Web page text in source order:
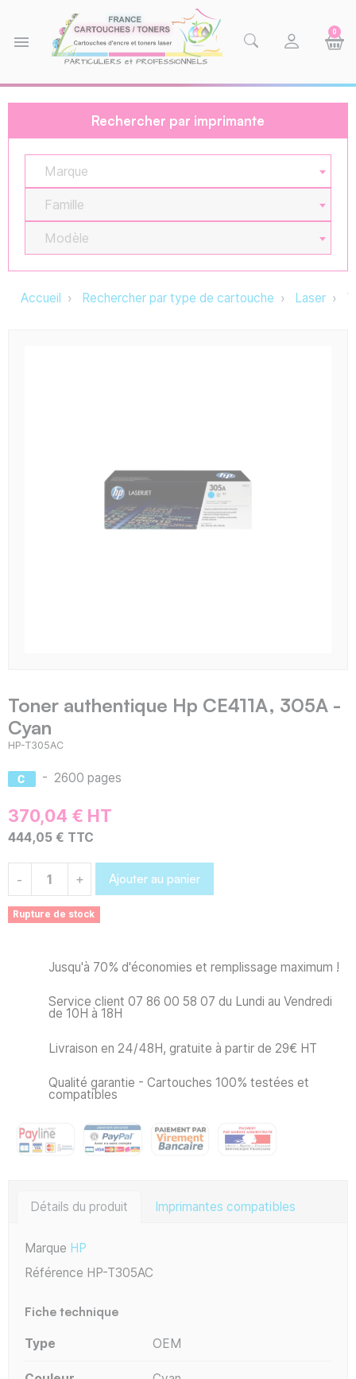
menu
0
Rechercher par imprimante
Marque
Famille
Modèle
Accueil Rechercher par type de cartouche Laser
Toner authentique Hp CE411A, 305A -
Cyan
HP-T305AC
- 2600 pages
370,04 € HT
444,05 € TTC
- + Ajouter au panier
Rupture de stock
Jusqu'à 70% d'économies et remplissage maximum !
Service client 07 86 00 58 07 du Lundi au Vendredi
de 10H à 18H
Livraison en 24/48H, gratuite à partir de 29€ HT
Qualité garantie - Cartouches 100% testées et
compatibles
Détails du produit Imprimantes compatibles
Marque HP
Référence HP-T305AC
Fiche technique
Type OEM